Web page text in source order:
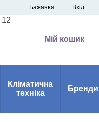
Бажання Вхід
12
Мій кошик
Кліматична
техніка
Бренди